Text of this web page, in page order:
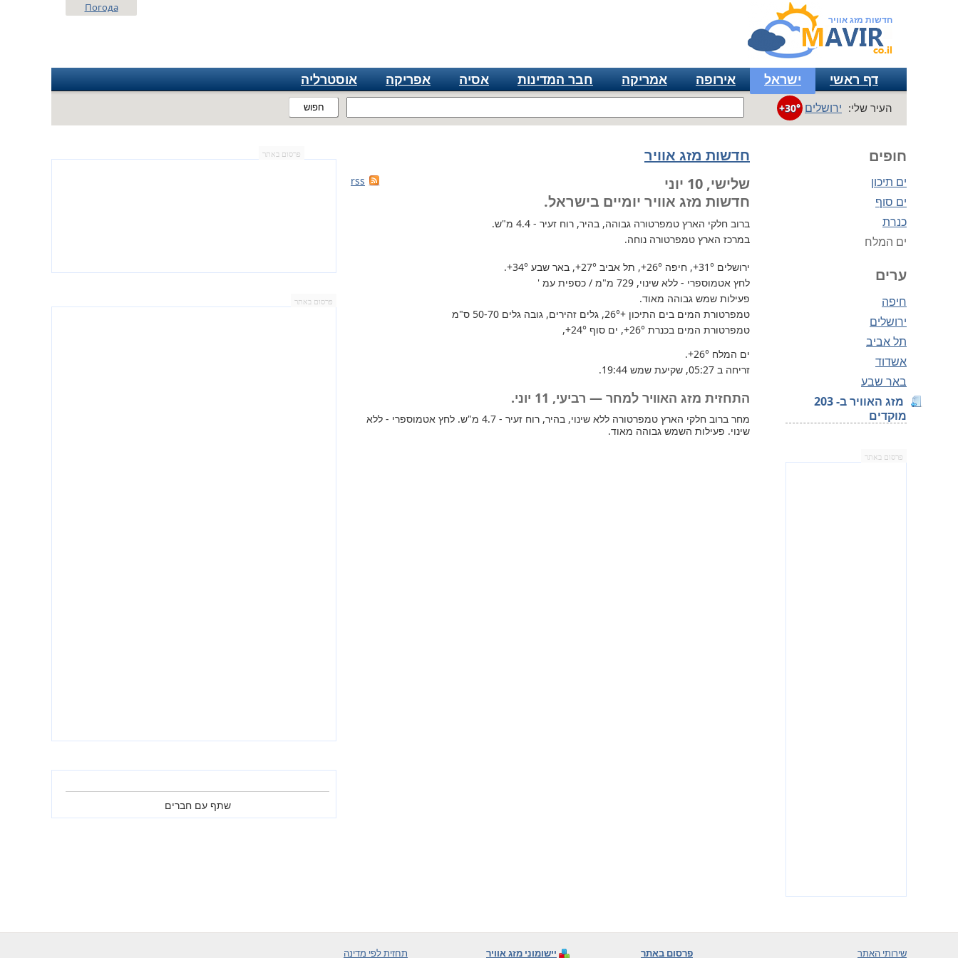
חדשות מזג אוויר
חפוש
Погода
דף ראשי ישראל אירופה אמריקה חבר המדינות אסיה אפריקה אוסטרליה
העיר שלי: ירושלים +30°
חופים
ים תיכון
ים סוף
כנרת
ים המלח
ערים
חיפה
ירושלים
תל אביב
אשדוד
באר שבע
מזג האוויר ב- 203
מוקדים
פרסום באתר
חדשות מזג אוויר
rss
שלישי, 10 יוני
חדשות מזג אוויר יומיים בישראל.
ברוב חלקי הארץ טמפרטורה גבוהה, בהיר, רוח זעיר - 4.4 מ"ש.
במרכז הארץ טמפרטורה נוחה.
ירושלים +31°, חיפה +26°, תל אביב +27°, באר שבע +34°
.
לחץ אטמוספרי - ללא שינוי, 729 מ"מ / כספית עמ '
פעילות שמש גבוהה מאוד.
טמפרטורת המים בים התיכון +26°
, גלים זהירים, גובה גלים 50-70 ס"מ
טמפרטורת המים בכנרת +26°, ים סוף +24°
,
ים המלח +26°
.
זריחה ב 05:27, שקיעת שמש 19:44.
התחזית מזג האוויר למחר — רביעי, 11 יוני.
מחר ברוב חלקי הארץ טמפרטורה ללא שינוי, בהיר, רוח זעיר - 4.7 מ"ש. לחץ אטמוספרי - ללא
שינוי. פעילות השמש גבוהה מאוד.
פרסום באתר
פרסום באתר
שתף עם חברים
שירותי האתר פרסום באתר יישומוני מזג אוויר תחזית לפי מדינה